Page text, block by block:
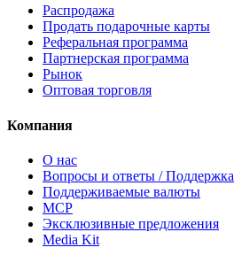
Распродажа
Продать подарочные карты
Реферальная программа
Партнерская программа
Рынок
Оптовая торговля
Компания
О нас
Вопросы и ответы / Поддержка
Поддерживаемые валюты
MCP
Эксклюзивные предложения
Media Kit